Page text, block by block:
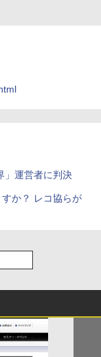
」運営者に判決
か？ レコ協らが